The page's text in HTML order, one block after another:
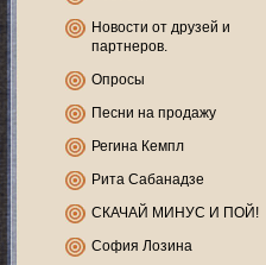
Новости от друзей и
партнеров.
Опросы
Песни на продажу
Регина Кемпл
Рита Сабанадзе
СКАЧАЙ МИНУС И ПОЙ!
София Лозина